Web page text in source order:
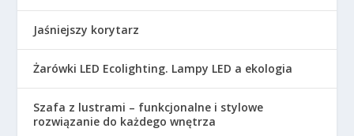
Jaśniejszy korytarz
Żarówki LED Ecolighting. Lampy LED a ekologia
Szafa z lustrami – funkcjonalne i stylowe
rozwiązanie do każdego wnętrza